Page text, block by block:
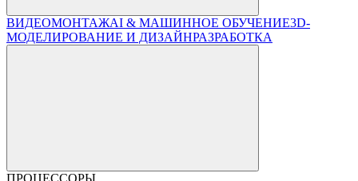
ВИДЕОМОНТАЖAI & МАШИННОЕ ОБУЧЕНИЕ3D-
МОДЕЛИРОВАНИЕ И ДИЗАЙНРАЗРАБОТКА